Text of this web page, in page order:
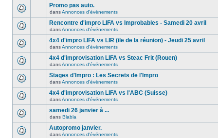
Promo pas auto.
dansAnnonces d'événements
Rencontre d'impro LIFA vs Improbables - Samedi 20 avril
dansAnnonces d'événements
4x4 d'impro LIFA vs LIR (ile de la réunion) - Jeudi 25 avril
dansAnnonces d'événements
4x4 d'improvisation LIFA vs Steac Frit (Rouen)
dansAnnonces d'événements
Stages d'Impro : Les Secrets de l'Impro
dansAnnonces d'événements
4x4 d'improvisation LIFA vs l'ABC (Suisse)
dansAnnonces d'événements
samedi 26 janvier à ...
dans Blabla
Autopromo janvier.
dansAnnonces d'événements